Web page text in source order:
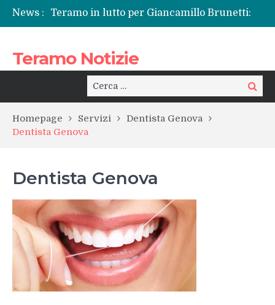
News :
Teramo in lutto per Giancamillo Brunetti:
l’addio a un volto conosciuto, tra sgomento
La Sp50 di Teramo e quel dolore che si
ripete: l’ennesima vita spezzata
Centrissimo: non solo festa, ma un treno
per la rinascita del centro storico
pericoli noti e interventi necessari
Prefettura di Teramo, una nuova guida:
Teramo Notizie
Cerca: Cerca
Homepage Servizi
Dentista Genova
Dentista Genova
Dentista Genova